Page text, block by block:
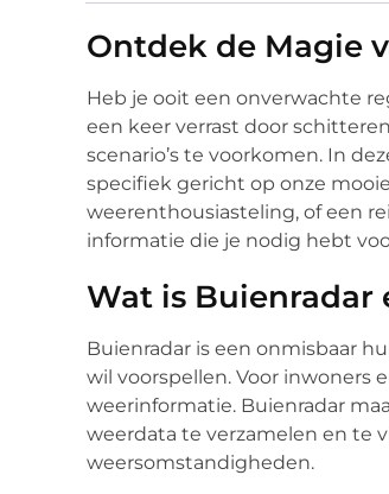
Ontdek de Magie
Heb je ooit een onverwachte
een keer verrast door
scenario’s te voorkomen. In
specifiek gericht op onze
weerenthousiasteling, of een
informatie die je nodig hebt
Wat is Buienradar
Buienradar is een onmisbaar
wil voorspellen. Voor inwoners
weerinformatie. Buienradar
weerdata te verzamelen en te
weersomstandigheden.